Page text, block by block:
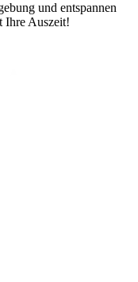
und entspannen
Ihre Auszeit!